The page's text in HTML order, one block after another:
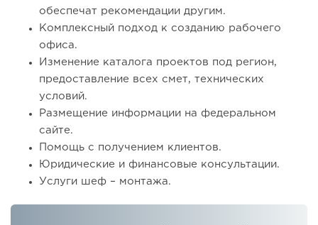
обеспечат рекомендации другим.
Комплексный подход к созданию рабочего
офиса.
Изменение каталога проектов под регион,
предоставление всех смет, технических
условий.
Размещение информации на федеральном
сайте.
Помощь с получением клиентов.
Юридические и финансовые консультации.
Услуги шеф – монтажа.